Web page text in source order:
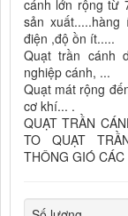
cánh lớn rộng từ
sản
điện ,độ ồn ít.....
Quạt trần cánh
nghiệp cánh, ...
Quạt mát rộng
cơ khí... .
QUẠT TRẦN
TO QUẠT
THÔNG GIÓ